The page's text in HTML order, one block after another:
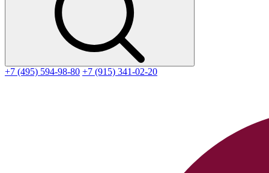
+7 (495) 594-98-80 +7 (915) 341-02-20